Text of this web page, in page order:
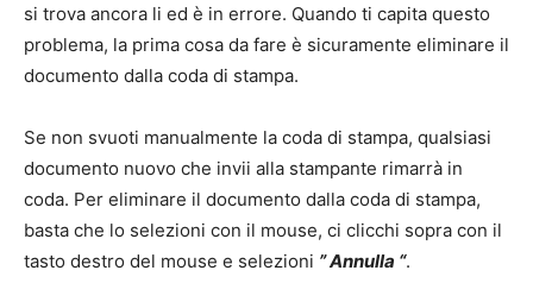
si trova ancora li ed è in errore. Quando ti capita questo
problema, la prima cosa da fare è sicuramente eliminare il
documento dalla coda di stampa.
Se non svuoti manualmente la coda di stampa, qualsiasi
documento nuovo che invii alla stampante rimarrà in
coda. Per eliminare il documento dalla coda di stampa,
basta che lo selezioni con il mouse, ci clicchi sopra con il
tasto destro del mouse e selezioni ” Annulla “.